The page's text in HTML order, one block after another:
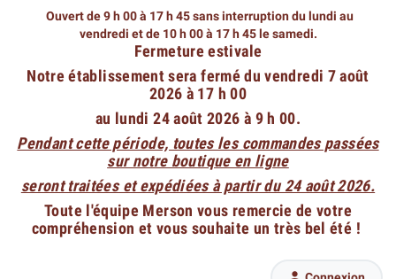
Ouvert de 9 h 00 à 17 h 45 sans interruption du lundi au
vendredi et de 10 h 00 à 17 h 45 le samedi.
Fermeture estivale
Notre établissement sera fermé du vendredi 7 août
2026 à 17 h 00
au lundi 24 août 2026 à 9 h 00.
Pendant cette période, toutes les commandes passées
sur notre boutique en ligne
seront traitées et expédiées à partir du 24 août 2026.
Toute l'équipe Merson vous remercie de votre
compréhension et vous souhaite un très bel été !